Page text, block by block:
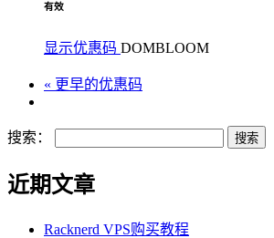
有效
显示优惠码 DOMBLOOM
« 更早的优惠码
搜索：
近期文章
Racknerd VPS购买教程